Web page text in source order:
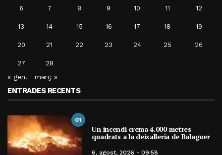
6 7 8 9 10 11 12
13 14 15 16 17 18 19
20 21 22 23 24 25 26
27 28
« gen. març »
ENTRADES RECENTS
01
Un incendi crema 4.000 metres
quadrats a la deixalleria de Balaguer
6, agost, 2026 - 09:58